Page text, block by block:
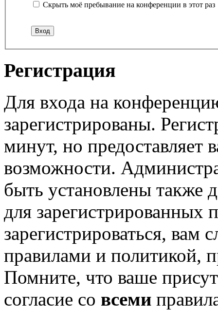
Скрыть моё пребывание на конференции в этот раз
Регистрация
Для входа на
зарегистрированы.
минут, но предоставляет
возможности.
быть установлены также
для зарегистрированных
зарегистрироваться, вам
правилами и политикой,
Помните, что ваше
согласие со всеми